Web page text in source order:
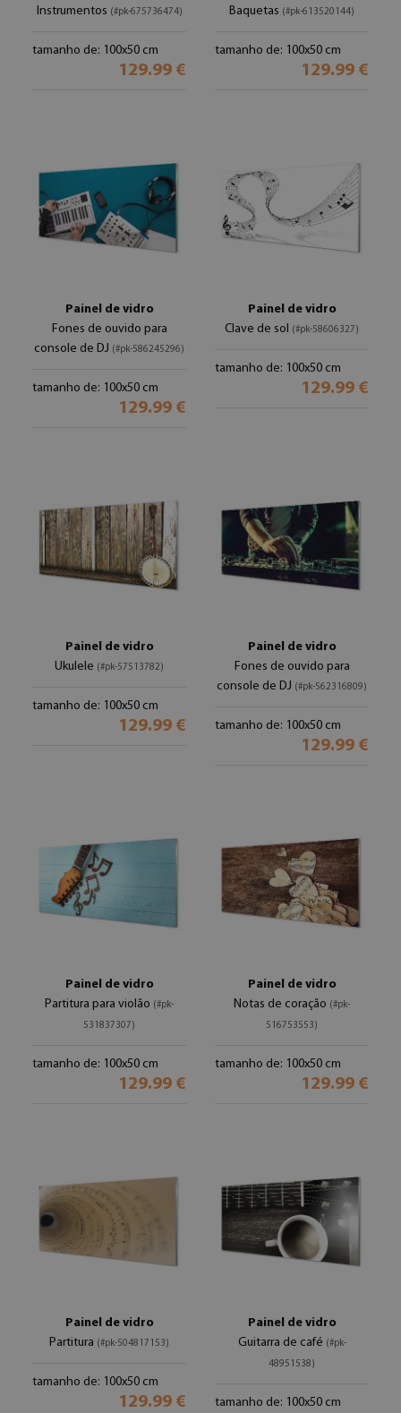
Instrumentos (#pk-675736474)
tamanho de: 100x50 cm
129.99 €
Baquetas (#pk-613520144)
tamanho de: 100x50 cm
129.99 €
Painel de vidro
Fones de ouvido para
console de DJ (#pk-586245296)
tamanho de: 100x50 cm
129.99 €
Painel de vidro
Clave de sol (#pk-58606327)
tamanho de: 100x50 cm
129.99 €
Painel de vidro
Ukulele (#pk-57513782)
tamanho de: 100x50 cm
129.99 €
Painel de vidro
Fones de ouvido para
console de DJ (#pk-562316809)
tamanho de: 100x50 cm
129.99 €
Painel de vidro
Partitura para violão (#pk-
531837307)
tamanho de: 100x50 cm
129.99 €
Painel de vidro
Notas de coração (#pk-
516753553)
tamanho de: 100x50 cm
129.99 €
Painel de vidro
Partitura (#pk-504817153)
tamanho de: 100x50 cm
129.99 €
Painel de vidro
Guitarra de café (#pk-
48951538)
tamanho de: 100x50 cm